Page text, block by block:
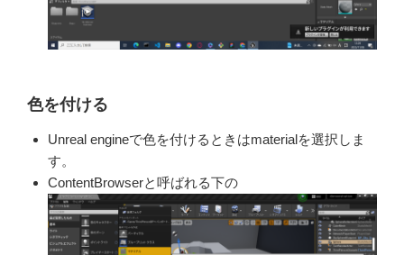
色を付ける
Unreal engineで色を付けるときはmaterialを選択しま
す。
ContentBrowserと呼ばれる下の​